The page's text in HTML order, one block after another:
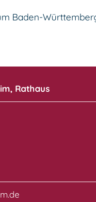
Baden-
Rathaus